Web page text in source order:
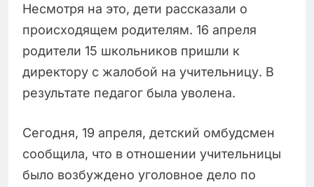
Несмотря на это, дети рассказали о
происходящем родителям. 16 апреля
родители 15 школьников пришли к
директору с жалобой на учительницу. В
результате педагог была уволена.
Сегодня, 19 апреля, детский омбудсмен
сообщила, что в отношении учительницы
было возбуждено уголовное дело по